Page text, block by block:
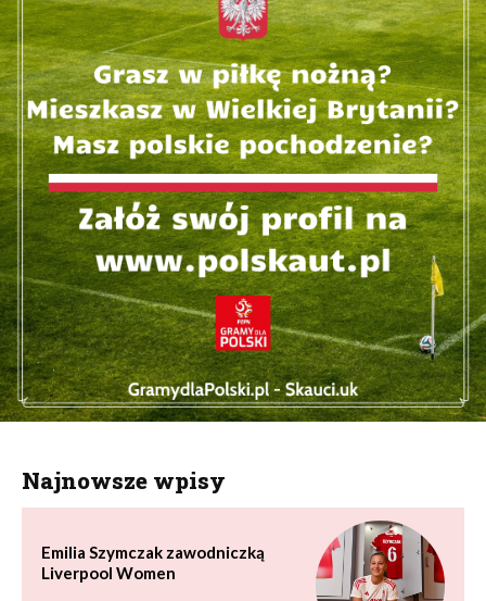
Najnowsze wpisy
Emilia Szymczak zawodniczką
Liverpool Women